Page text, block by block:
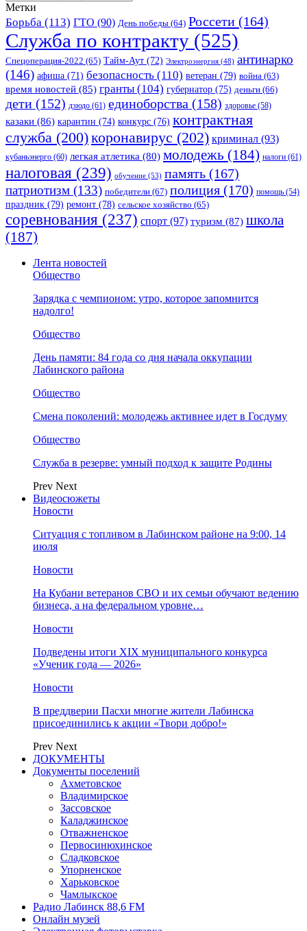
Метки
Борьба (113) ГТО (90) День победы (64) Россети (164)
Служба по контракту (525)
Спецоперация-2022 (65) Тайм-Аут (72) Электроэнергия (48) антинарко
(146) афиша (71) безопасность (110) ветеран (79) война (63)
время новостей (85) гранты (104) губернатор (75) деньги (66)
дети (152) дзюдо (61) единоборства (158) здоровье (58)
казаки (86) карантин (74) конкурс (76) контрактная
служба (200)коронавирус (202) криминал (93)
кубаньэнерго (60) легкая атлетика (80) молодежь (184) налоги (61)
налоговая (239) обучение (53) память (167)
патриотизм (133) победители (67) полиция (170) помощь (54)
праздник (79) ремонт (78) сельское хозяйство (65)
соревнования (237) спорт (97) туризм (87) школа
(187)
Лента новостей
Общество
Зарядка с чемпионом: утро, которое запомнится
надолго!
Общество
День памяти: 84 года со дня начала оккупации
Лабинского района
Общество
Смена поколений: молодежь активнее идет в Госдуму
Общество
Служба в резерве: умный подход к защите Родины
Prev Next
Видеосюжеты
Новости
Ситуация с топливом в Лабинском районе на 9:00, 14
июля
Новости
На Кубани ветеранов СВО и их семьи обучают ведению
бизнеса, а на федеральном уровне…
Новости
Подведены итоги XIX муниципального конкурса
«Ученик года — 2026»
Новости
В преддверии Пасхи многие жители Лабинска
присоединились к акции «Твори добро!»
Prev Next
ДОКУМЕНТЫ
Документы поселений
Ахметовское
Владимирское
Зассовское
Каладжинское
Отважненское
Первосинюхинское
Сладковское
Упорненское
Харьковское
Чамлыкское
Радио Лабинск 88,6 FM
Онлайн музей